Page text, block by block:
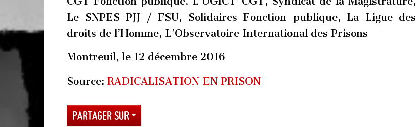
Le SNPES-PJJ / FSU, Solidaires Fonction publique, La Ligue des
droits de l’Homme, L’Observatoire International des Prisons
Montreuil, le 12 décembre 2016
Source: RADICALISATION EN PRISON
Partager sur